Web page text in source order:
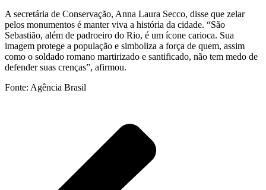
A secretária de Conservação, Anna Laura Secco, disse que zelar
pelos monumentos é manter viva a história da cidade. “São
Sebastião, além de padroeiro do Rio, é um ícone carioca. Sua
imagem protege a população e simboliza a força de quem, assim
como o soldado romano martirizado e santificado, não tem medo de
defender suas crenças”, afirmou.
Fonte: Agência Brasil